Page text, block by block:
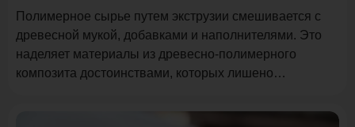
Полимерное сырье путем экструзии смешивается с
древесной мукой, добавками и наполнителями. Это
наделяет материалы из древесно-полимерного
композита достоинствами, которых лишено